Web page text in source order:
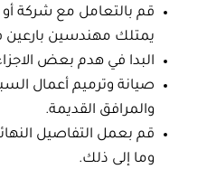
قم بالتعامل مع شركة
يمتلك مهندسين بارعين
البدا في هدم بعض الاجزاء
صيانة وترميم أعمال
والمرافق القديمة.
قم بعمل التفاصيل
وما إلى ذلك.